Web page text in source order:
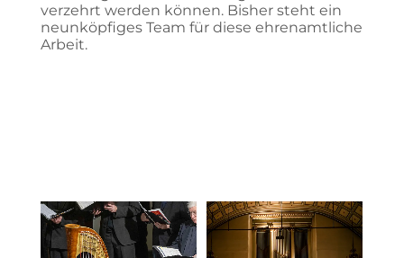
verzehrt werden können. Bisher steht ein
neunköpfiges Team für diese ehrenamtliche
Arbeit.